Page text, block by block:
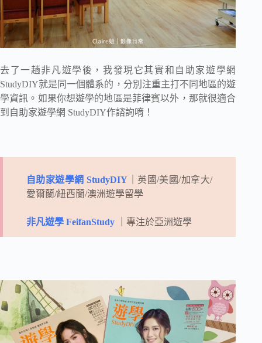
去了一趟非凡遊學後，我發現它其實和自助家遊學網
StudyDIY就是同一個體系的，分別注重主打不同地區的遊
學資訊。如果你想遊學的地區是菲律賓以外，那就很適合
到自助家遊學網 StudyDIY作諮詢唷！
自助家遊學網 StudyDIY ｜英國/美國/加拿大/
愛爾蘭/紐西蘭/澳洲遊學留學
非凡遊學 FeifanStudy ｜專注於亞洲遊學